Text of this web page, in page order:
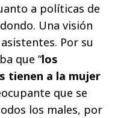
a políticas de
Una visión
Por su
que “los
tienen a la mujer
que se
los males, por